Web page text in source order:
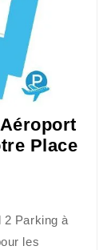
Place
2 Parking à
les